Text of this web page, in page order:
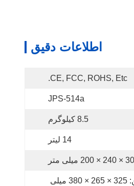
اطلاعات دقیق
CE, FCC, ROHS, Etc.
JPS-514a
8.5 کیلوگرم
14 لیتر
200 میلی متر